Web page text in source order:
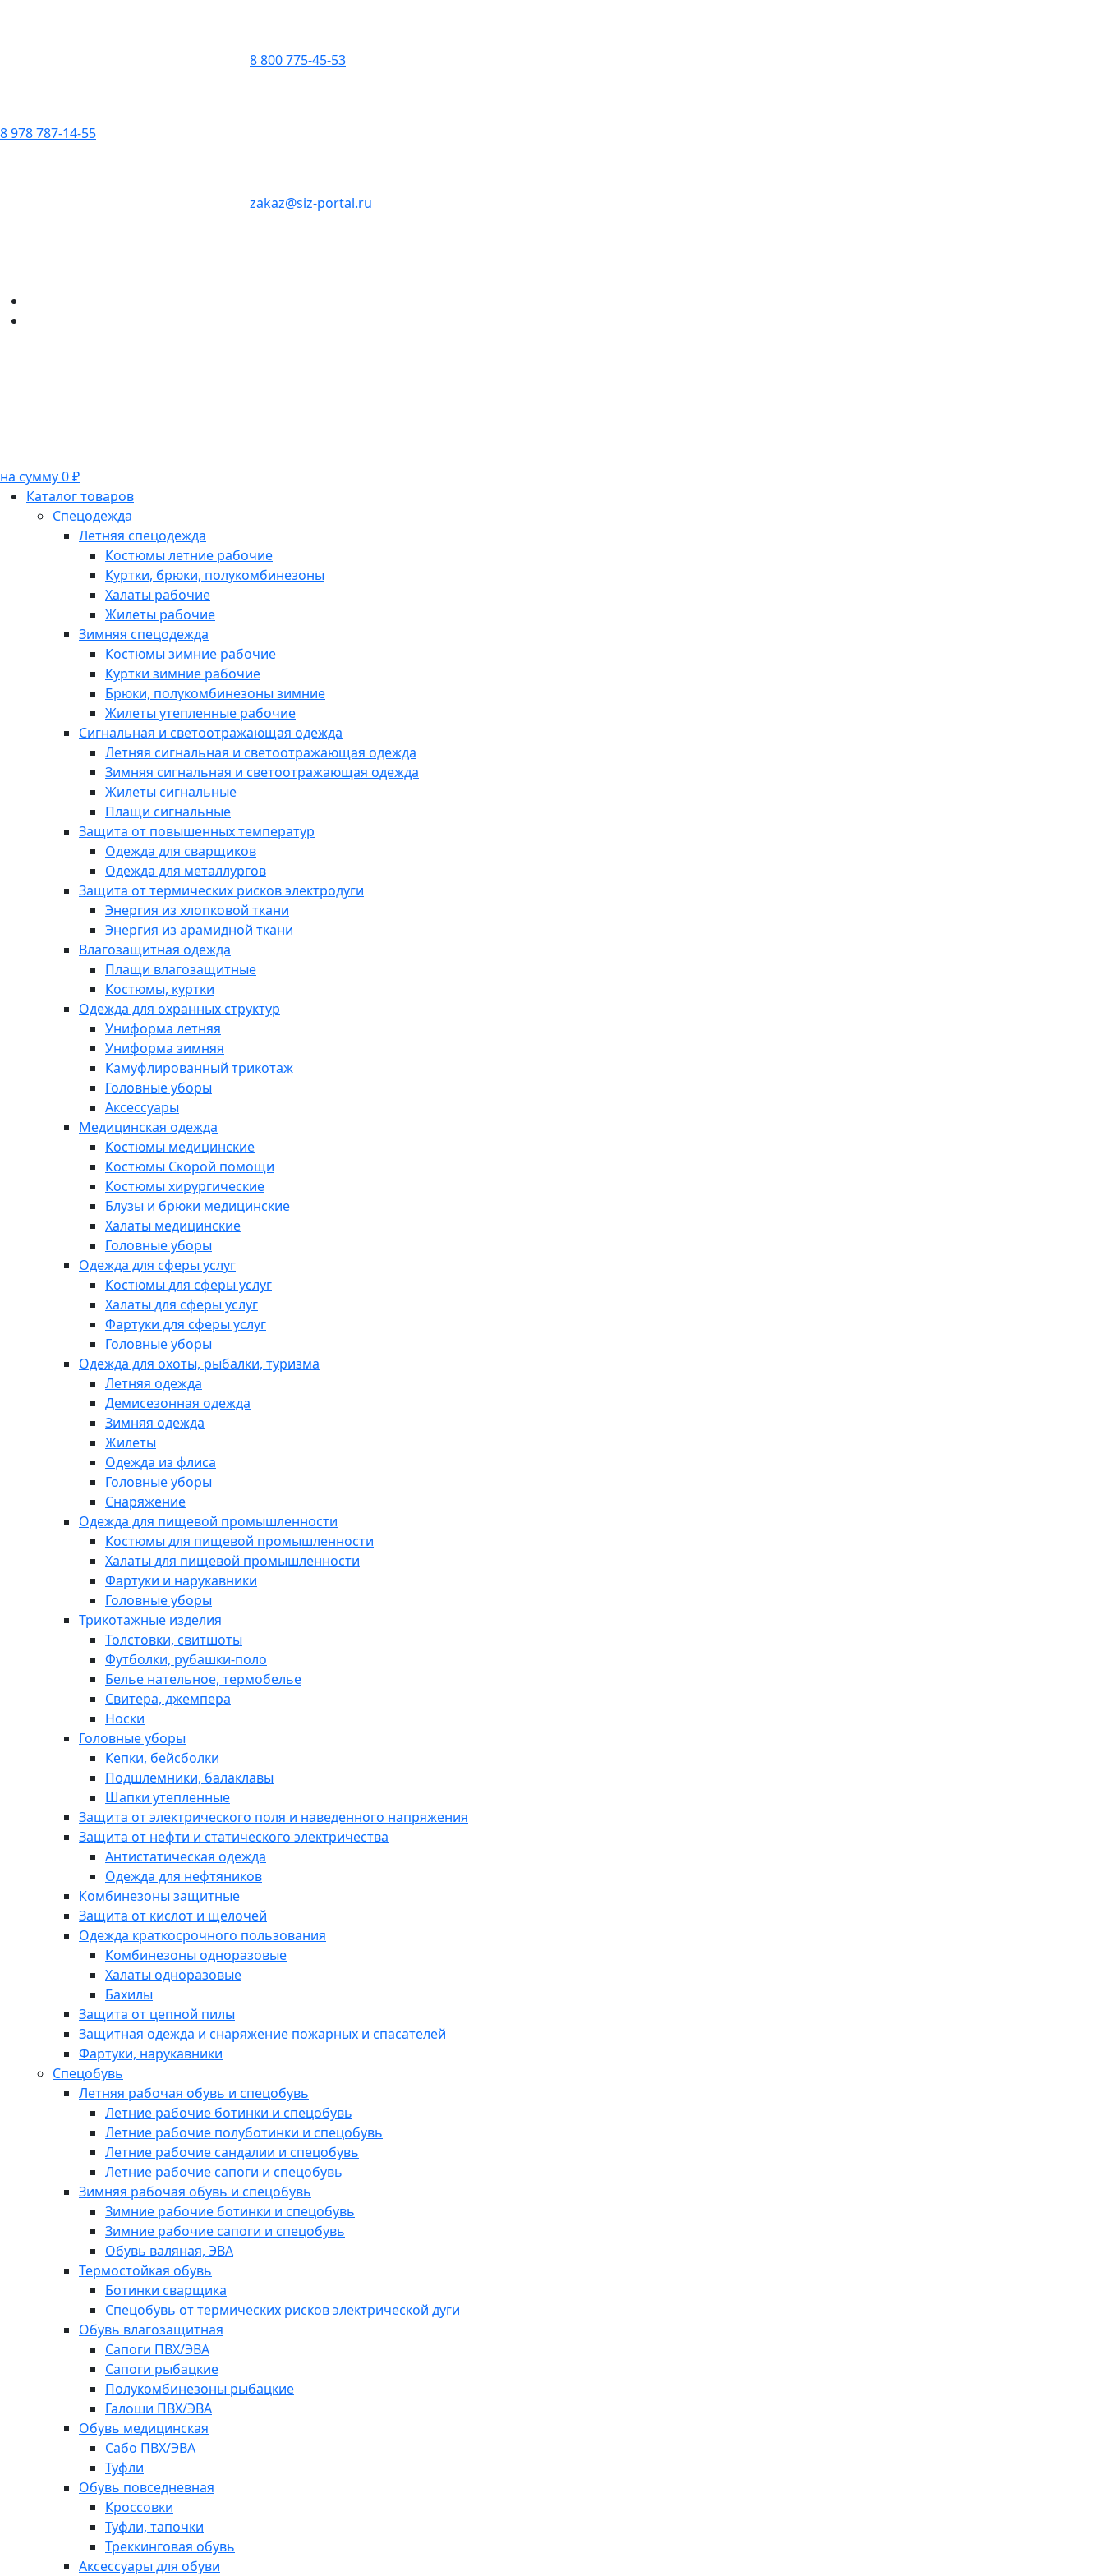
8 800 775-45-53
8 978 787-14-55
zakaz@siz-portal.ru
на сумму 0 ₽
Каталог товаров
Спецодежда
Летняя спецодежда
Костюмы летние рабочие
Куртки, брюки, полукомбинезоны
Халаты рабочие
Жилеты рабочие
Зимняя спецодежда
Костюмы зимние рабочие
Куртки зимние рабочие
Брюки, полукомбинезоны зимние
Жилеты утепленные рабочие
Сигнальная и светоотражающая одежда
Летняя сигнальная и светоотражающая одежда
Зимняя сигнальная и светоотражающая одежда
Жилеты сигнальные
Плащи сигнальные
Защита от повышенных температур
Одежда для сварщиков
Одежда для металлургов
Защита от термических рисков электродуги
Энергия из хлопковой ткани
Энергия из арамидной ткани
Влагозащитная одежда
Плащи влагозащитные
Костюмы, куртки
Одежда для охранных структур
Униформа летняя
Униформа зимняя
Камуфлированный трикотаж
Головные уборы
Аксессуары
Медицинская одежда
Костюмы медицинские
Костюмы Скорой помощи
Костюмы хирургические
Блузы и брюки медицинские
Халаты медицинские
Головные уборы
Одежда для сферы услуг
Костюмы для сферы услуг
Халаты для сферы услуг
Фартуки для сферы услуг
Головные уборы
Одежда для охоты, рыбалки, туризма
Летняя одежда
Демисезонная одежда
Зимняя одежда
Жилеты
Одежда из флиса
Головные уборы
Снаряжение
Одежда для пищевой промышленности
Костюмы для пищевой промышленности
Халаты для пищевой промышленности
Фартуки и нарукавники
Головные уборы
Трикотажные изделия
Толстовки, свитшоты
Футболки, рубашки-поло
Белье нательное, термобелье
Свитера, джемпера
Носки
Головные уборы
Кепки, бейсболки
Подшлемники, балаклавы
Шапки утепленные
Защита от электрического поля и наведенного напряжения
Защита от нефти и статического электричества
Антистатическая одежда
Одежда для нефтяников
Комбинезоны защитные
Защита от кислот и щелочей
Одежда краткосрочного пользования
Комбинезоны одноразовые
Халаты одноразовые
Бахилы
Защита от цепной пилы
Защитная одежда и снаряжение пожарных и спасателей
Фартуки, нарукавники
Спецобувь
Летняя рабочая обувь и спецобувь
Летние рабочие ботинки и спецобувь
Летние рабочие полуботинки и спецобувь
Летние рабочие сандалии и спецобувь
Летние рабочие сапоги и спецобувь
Зимняя рабочая обувь и спецобувь
Зимние рабочие ботинки и спецобувь
Зимние рабочие сапоги и спецобувь
Обувь валяная, ЭВА
Термостойкая обувь
Ботинки сварщика
Спецобувь от термических рисков электрической дуги
Обувь влагозащитная
Сапоги ПВХ/ЭВА
Сапоги рыбацкие
Полукомбинезоны рыбацкие
Галоши ПВХ/ЭВА
Обувь медицинская
Сабо ПВХ/ЭВА
Туфли
Обувь повседневная
Кроссовки
Туфли, тапочки
Треккинговая обувь
Аксессуары для обуви